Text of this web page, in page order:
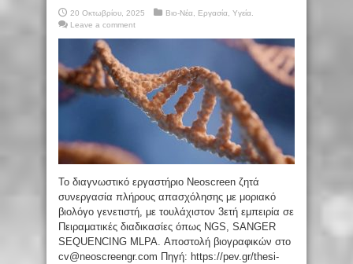
20 Οκτωβρίου, 2025 Βιο-Νέα Εργασία Υγεία.
Leave a comment
Το διαγνωστικό εργαστήριο Neoscreen ζητά
συνεργασία πλήρους απασχόλησης με μοριακό
βιολόγο γενετιστή, με τουλάχιστον 3ετή εμπειρία σε
Πειραματικές διαδικασίες όπως NGS, SANGER
SEQUENCING MLPA. Αποστολή βιογραφικών στο
cv@neoscreengr.com Πηγή: https://pev.gr/thesi-